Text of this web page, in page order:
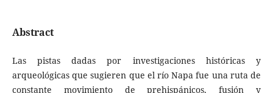
Abstract
Las pistas dadas por investigaciones históricas y
arqueológicas que sugieren que el río Napa fue una ruta de
constante movimiento de prehispánicos, fusión y